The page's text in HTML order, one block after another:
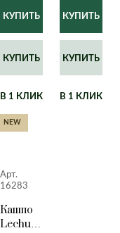
КУПИТЬ
В 1 КЛИК
КУПИТЬ
В 1 КЛИК
NEW
Арт.
16283
Кашпо
Lechuza